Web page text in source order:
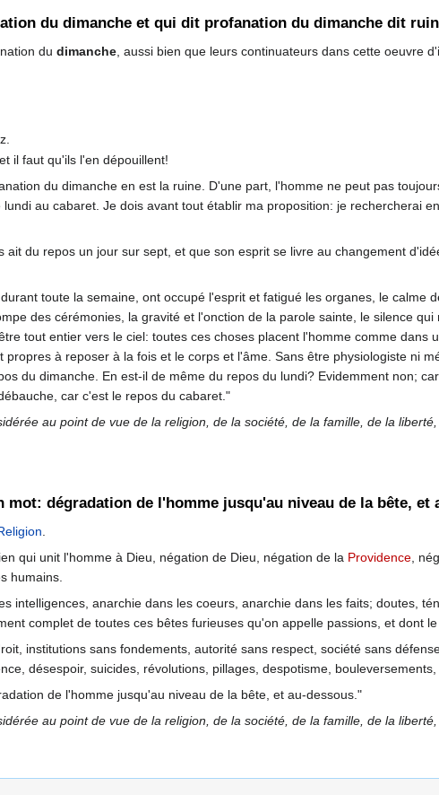
du dimanche et qui dit profanation du dimanche dit
du dimanche , aussi bien que leurs continuateurs dans cette oeuvre
il faut qu'ils l'en dépouillent!
du dimanche en est la ruine. D'une part, l'homme ne peut pas
au cabaret. Je dois avant tout établir ma proposition: je rechercherai
du repos un jour sur sept, et que son esprit se livre au changement
toute la semaine, ont occupé l'esprit et fatigué les organes, le calme
des cérémonies, la gravité et l'onction de la parole sainte, le silence
tout entier vers le ciel: toutes ces choses placent l'homme comme dans
à reposer à la fois et le corps et l'âme. Sans être physiologiste ni
du dimanche. En est-il de même du repos du lundi? Evidemment non;
car c'est le repos du cabaret."
au point de vue de la religion, de la société, de la famille, de la
dégradation de l'homme jusqu'au niveau de la bête, et
qui unit l'homme à Dieu, négation de Dieu, négation de la Providence ,
humains.
intelligences, anarchie dans les coeurs, anarchie dans les faits; doutes,
complet de toutes ces bêtes furieuses qu'on appelle passions, et dont
institutions sans fondements, autorité sans respect, société sans
désespoir, suicides, révolutions, pillages, despotisme, bouleversements,
de l'homme jusqu'au niveau de la bête, et au-dessous."
au point de vue de la religion, de la société, de la famille, de la